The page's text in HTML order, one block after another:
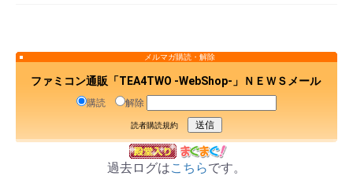
メルマガ購読・解除
ファミコン通販「TEA4TWO -WebShop-」ＮＥＷＳメール
購読 解除
読者購読規約
過去ログはこちらです。